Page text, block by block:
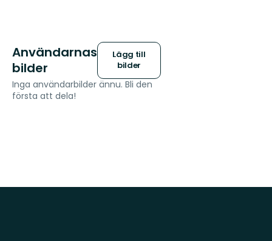
Användarnas
bilder
Lägg till
bilder
Inga användarbilder ännu. Bli den
första att dela!